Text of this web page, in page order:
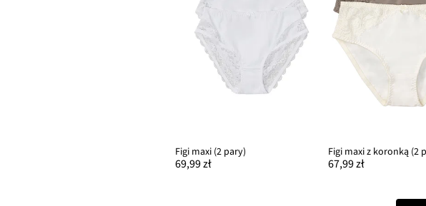
Figi maxi (2 pary)
69,99 zł
Figi maxi z koronką (2
67,99 zł